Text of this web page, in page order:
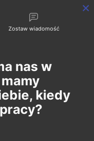
PL EN
Zostaw wiadomość
nas w
kiedy